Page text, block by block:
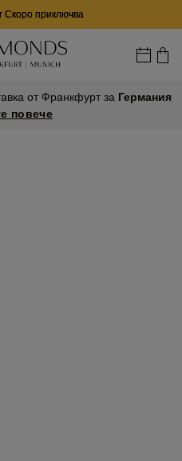
Скоро приключва
от Франкфурт за Германия
повече